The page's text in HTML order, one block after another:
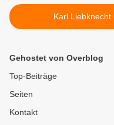
Gehostet von Overblog
Top-Beiträge
Seiten
Kontakt